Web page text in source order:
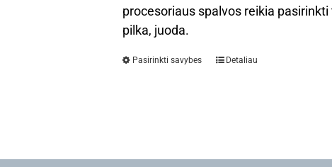
procesoriaus spalvos reikia
pilka, juoda.
Pasirinkti savybes Detaliau